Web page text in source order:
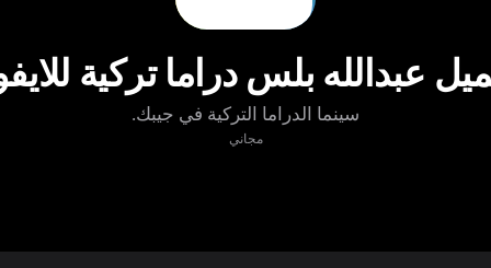
عبدالله بلس دراما تركية
سينما الدراما التركية في جيبك.
مجاني